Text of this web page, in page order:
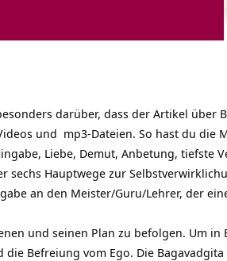
darüber, dass der Artikel über
und mp3-Dateien. So hast du die
Liebe, Demut, Anbetung, tiefste
Hauptwege zur
an den Meister/Guru/Lehrer, der
und seinen Plan zu befolgen. Um in
Befreiung vom Ego. Die